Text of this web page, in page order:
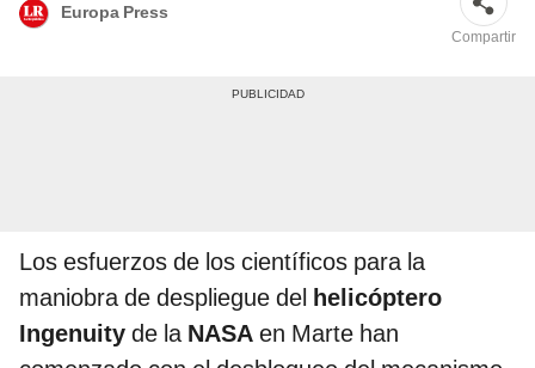
Europa Press
Compartir
Los esfuerzos de los científicos para la
maniobra de despliegue del helicóptero
Ingenuity de la NASA en Marte han